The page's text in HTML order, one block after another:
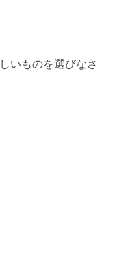
いものを選びなさ